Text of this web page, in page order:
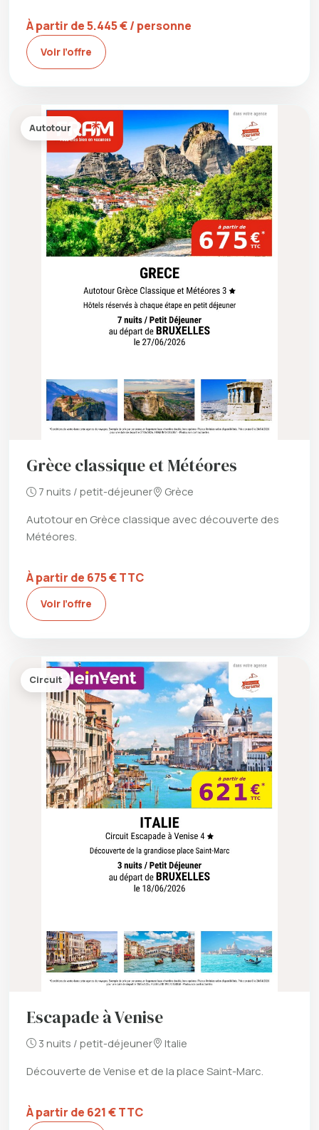
À partir de 5.445 € / personne
Voir l’offre
Autotour
Grèce classique et Météores
7 nuits / petit-déjeuner Grèce
Autotour en Grèce classique avec découverte des
Météores.
À partir de 675 € TTC
Voir l’offre
Circuit
Escapade à Venise
3 nuits / petit-déjeuner Italie
Découverte de Venise et de la place Saint-Marc.
À partir de 621 € TTC